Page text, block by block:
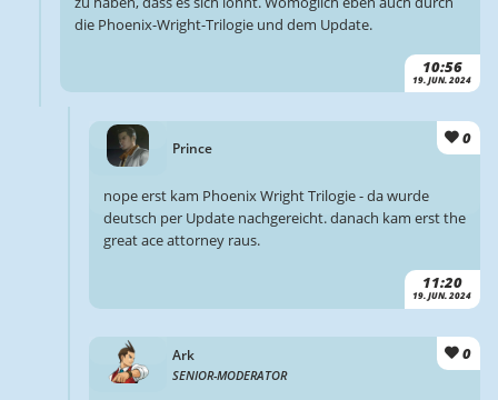
10:56
19. JUN. 2024
die Phoenix-Wright-Trilogie und dem Update.
Prince
0
11:20
19. JUN. 2024
nope erst kam Phoenix Wright Trilogie - da wurde
deutsch per Update nachgereicht. danach kam erst the
great ace attorney raus.
Ark
SENIOR-MODERATOR
0